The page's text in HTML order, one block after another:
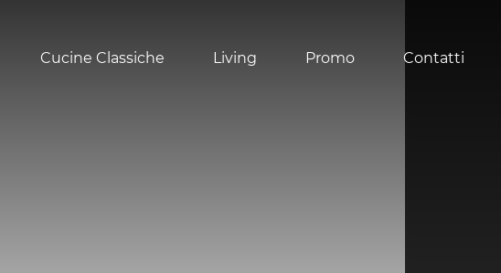
Cucine Classiche Living Promo Contatti